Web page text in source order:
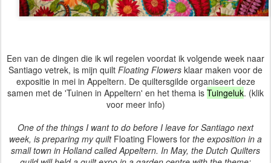
Een van de dingen die ik wil regelen voordat ik volgende week naar
Santiago vetrek, is mijn quilt Floating Flowers klaar maken voor de
expositie in mei in Appeltern. De quiltersgilde organiseert deze
samen met de 'Tuinen in Appeltern' en het thema is Tuingeluk. (klik
voor meer info)
One of the things I want to do before I leave for Santiago next
week, is preparing my quilt Floating Flowers for the exposition in a
small town in Holland called Appeltern. In May, the Dutch Quilters